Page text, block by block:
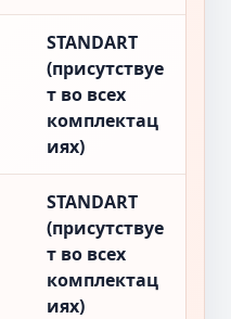
STANDART
(присутствуе
т во всех
комплектац
иях)
STANDART
(присутствуе
т во всех
комплектац
иях)